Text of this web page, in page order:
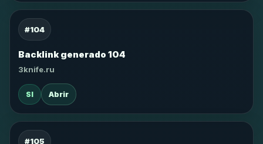
#104
Backlink generado 104
3knife.ru
SI Abrir
#105